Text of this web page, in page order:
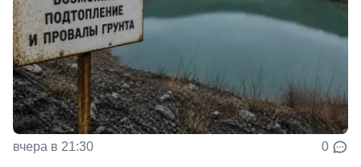
вчера в 21:30 0